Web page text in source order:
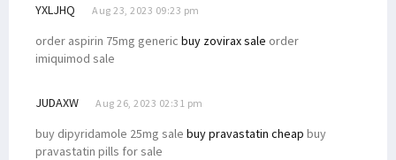
YXLJHQ Aug 23, 2023 09:23 pm
order aspirin 75mg generic buy zovirax sale order
imiquimod sale
JUDAXW Aug 26, 2023 02:31 pm
buy dipyridamole 25mg sale buy pravastatin cheap buy
pravastatin pills for sale